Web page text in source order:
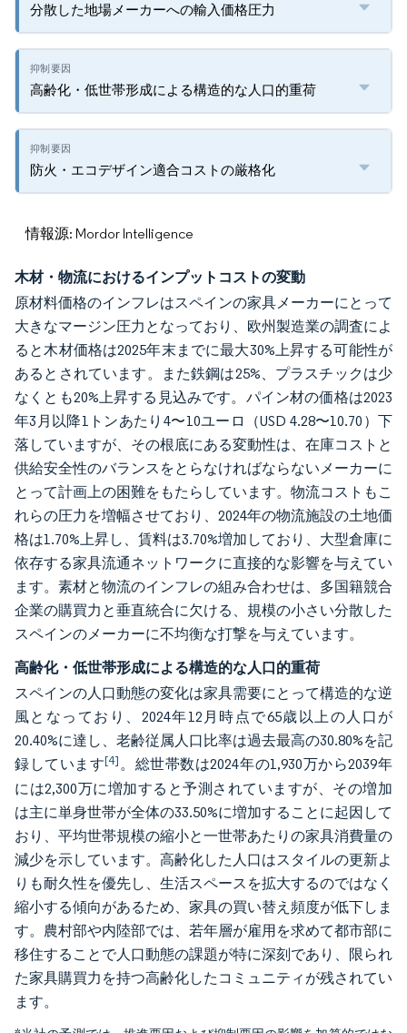
分散した地場メーカーへの輸入価格圧力
高齢化・低世帯形成による構造的な人口的重荷
防火・エコデザイン適合コストの厳格化
情報源: Mordor Intelligence
木材・物流におけるインプットコストの変動
原材料価格のインフレはスペインの家具メーカーにとって
大きなマージン圧力となっており、欧州製造業の調査によ
ると木材価格は2025年末までに最大30%上昇する可能性が
あるとされています。また鉄鋼は25%、プラスチックは少
なくとも20%上昇する見込みです。パイン材の価格は2023
年3月以降1トンあたり4〜10ユーロ（USD 4.28〜10.70）下
落していますが、その根底にある変動性は、在庫コストと
供給安全性のバランスをとらなければならないメーカーに
とって計画上の困難をもたらしています。物流コストもこ
れらの圧力を増幅させており、2024年の物流施設の土地価
格は1.70%上昇し、賃料は3.70%増加しており、大型倉庫に
依存する家具流通ネットワークに直接的な影響を与えてい
ます。素材と物流のインフレの組み合わせは、多国籍競合
企業の購買力と垂直統合に欠ける、規模の小さい分散した
スペインのメーカーに不均衡な打撃を与えています。
高齢化・低世帯形成による構造的な人口的重荷
スペインの人口動態の変化は家具需要にとって構造的な逆
風となっており、2024年12月時点で65歳以上の人口が
20.40%に達し、老齢従属人口比率は過去最高の30.80%を記
録しています[4]。総世帯数は2024年の1,930万から2039年
には2,300万に増加すると予測されていますが、その増加
は主に単身世帯が全体の33.50%に増加することに起因して
おり、平均世帯規模の縮小と一世帯あたりの家具消費量の
減少を示しています。高齢化した人口はスタイルの更新よ
りも耐久性を優先し、生活スペースを拡大するのではなく
縮小する傾向があるため、家具の買い替え頻度が低下しま
す。農村部や内陸部では、若年層が雇用を求めて都市部に
移住することで人口動態の課題が特に深刻であり、限られ
た家具購買力を持つ高齢化したコミュニティが残されてい
ます。